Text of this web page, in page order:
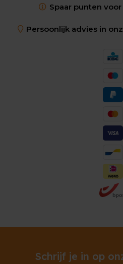
Spaar punten
Persoonlijk advies in
Schrijf je in op